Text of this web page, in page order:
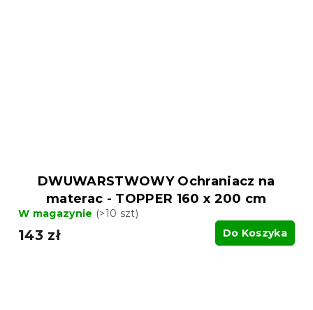
DWUWARSTWOWY Ochraniacz na
materac - TOPPER 160 x 200 cm
W magazynie (>10 szt)
143 zł Do Koszyka